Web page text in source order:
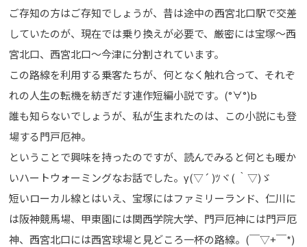
ご存知の方はご存知でしょうが、昔は途中の西宮北口駅で交差
していたのが、現在では乗り換えが必要で、厳密には宝塚～西
宮北口、西宮北口～今津に分割されています。
この路線を利用する乗客たちが、何となく触れ合って、それぞ
れの人生の転機を紡ぎだす連作短編小説です。(°∀°)b
誰も知らないでしょうが、私が生まれたのは、この小説にも登
場する門戸厄神。
ということで興味を持ったのですが、読んでみると何とも暖か
いハートウォーミングなお話でした。γ(▽´ )ﾂヾ( ｀▽)ゞ
短いローカル線とはいえ、宝塚にはファミリーランド、仁川に
は阪神競馬場、甲東園には関西学院大学、門戸厄神には門戸厄
神、西宮北口には西宮球場と見どころ一杯の路線。(￣▽+￣*)